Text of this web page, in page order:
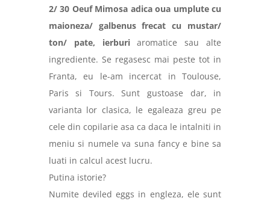
2/ 30 Oeuf Mimosa adica oua umplute cu
maioneza/ galbenus frecat cu mustar/
ton/
pate, ierburiaromatice sau alte
ingrediente. Se regasesc mai peste tot in
Franta, eu le-am incercat in Toulouse,
Paris si Tours. Sunt gustoase dar, in
varianta lor clasica, le egaleaza greu pe
cele din copilarie asa ca daca le intalniti in
meniu si numele va suna fancy e bine sa
luati in calcul acest lucru.
Putina istorie?
Numite deviled eggs in engleza, ele sunt